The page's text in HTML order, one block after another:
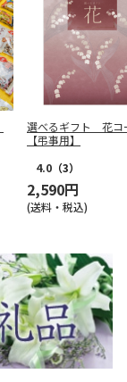
選べるギフト 花コ
【弔事用】
4.0 （3）
2,590円
(送料・税込)